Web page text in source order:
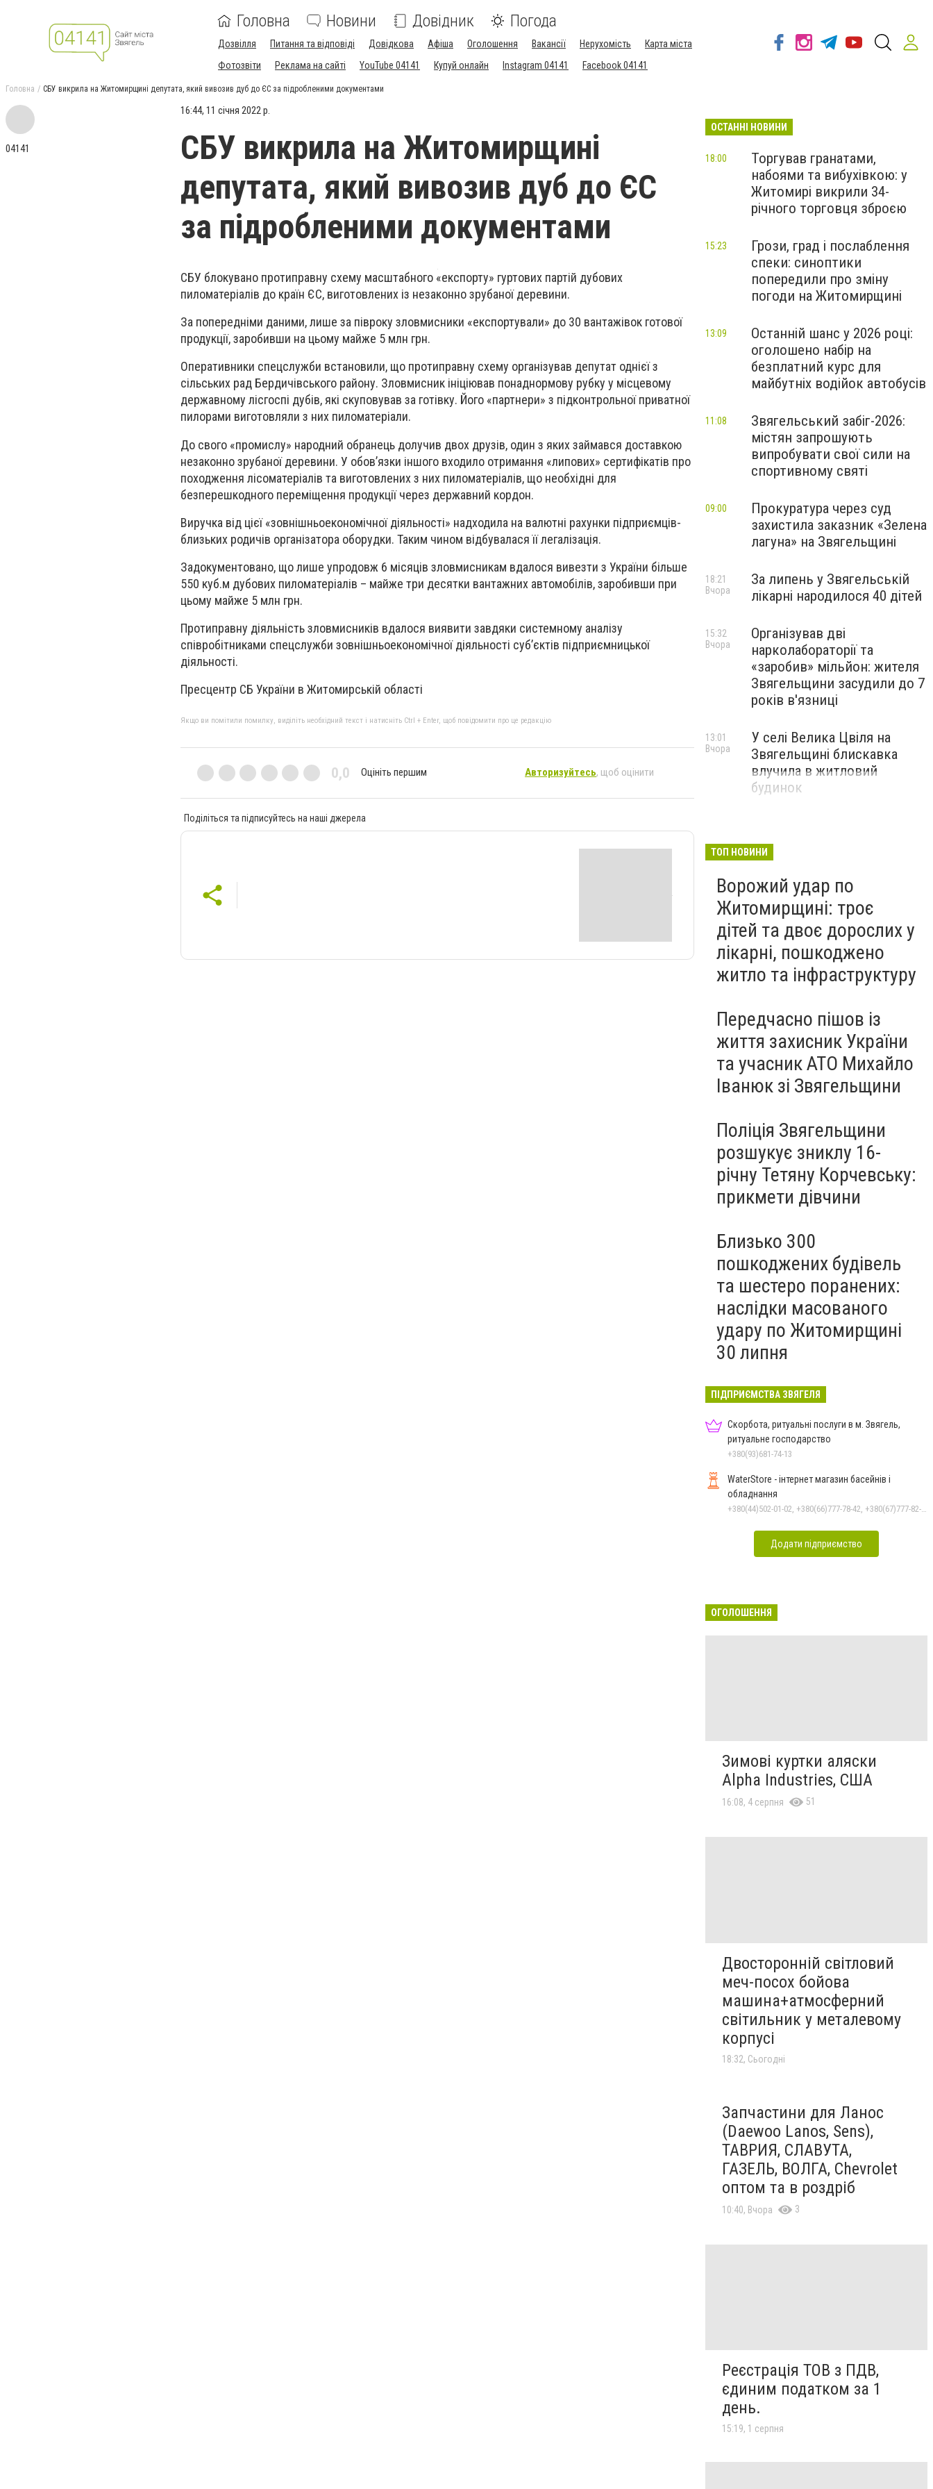
Головна Новини Довідник Погода
Дозвілля Питання та відповіді Довідкова Афіша Оголошення Вакансії Нерухомість
Карта міста
Фотозвіти
Реклама на сайті YouTube 04141 Купуй онлайн Instagram 04141 Facebook 04141
Головна СБУ викрила на Житомирщині депутата, який вивозив дуб до ЄС за підробленими документами
04141
16:44, 11 січня 2022 р.
СБУ викрила на Житомирщині
депутата, який вивозив дуб до ЄС
за підробленими документами
СБУ блокувано протиправну схему масштабного «експорту» гуртових партій дубових
пиломатеріалів до країн ЄС, виготовлених із незаконно зрубаної деревини.
За попередніми даними, лише за півроку зловмисники «експортували» до 30 вантажівок готової
продукції, заробивши на цьому майже 5 млн грн.
Оперативники спецслужби встановили, що протиправну схему організував депутат однієї з
сільських рад Бердичівського району. Зловмисник ініціював понаднормову рубку у місцевому
державному лісгоспі дубів, які скуповував за готівку. Його «партнери» з підконтрольної приватної
пилорами виготовляли з них пиломатеріали.
До свого «промислу» народний обранець долучив двох друзів, один з яких займався доставкою
незаконно зрубаної деревини. У обов’язки іншого входило отримання «липових» сертифікатів про
походження лісоматеріалів та виготовлених з них пиломатеріалів, що необхідні для
безперешкодного переміщення продукції через державний кордон.
Виручка від цієї «зовнішньоекономічної діяльності» надходила на валютні рахунки підприємців-
близьких родичів організатора оборудки. Таким чином відбувалася її легалізація.
Задокументовано, що лише упродовж 6 місяців зловмисникам вдалося вивезти з України більше
550 куб.м дубових пиломатеріалів – майже три десятки вантажних автомобілів, заробивши при
цьому майже 5 млн грн.
Протиправну діяльність зловмисників вдалося виявити завдяки системному аналізу
співробітниками спецслужби зовнішньоекономічної діяльності суб’єктів підприємницької
діяльності.
Пресцентр СБ України в Житомирській області
Якщо ви помітили помилку, виділіть необхідний текст і натисніть Ctrl + Enter, щоб повідомити про це редакцію
0,0 Оцініть першим Авторизуйтесь, щоб оцінити
Поділіться та підписуйтесь на наші джерела
ОСТАННІ НОВИНИ
Торгував гранатами,
набоями та вибухівкою: у
Житомирі викрили 34-
річного торговця зброєю
18:00
Грози, град і послаблення
спеки: синоптики
попередили про зміну
погоди на Житомирщині
15:23
Останній шанс у 2026 році:
оголошено набір на
безплатний курс для
майбутніх водійок автобусів
13:09
Звягельський забіг-2026:
містян запрошують
випробувати свої сили на
спортивному святі
11:08
Прокуратура через суд
захистила заказник «Зелена
лагуна» на Звягельщині
09:00
За липень у Звягельській
лікарні народилося 40 дітей
18:21
Вчора
Організував дві
нарколабораторії та
«заробив» мільйон: жителя
Звягельщини засудили до 7
років в'язниці
15:32
Вчора
У селі Велика Цвіля на
Звягельщині блискавка
влучила в житловий
будинок
13:01
Вчора
ТОП НОВИНИ
Ворожий удар по
Житомирщині: троє
дітей та двоє дорослих у
лікарні, пошкоджено
житло та інфраструктуру
Передчасно пішов із
життя захисник України
та учасник АТО Михайло
Іванюк зі Звягельщини
Поліція Звягельщини
розшукує зниклу 16-
річну Тетяну Корчевську:
прикмети дівчини
Близько 300
пошкоджених будівель
та шестеро поранених:
наслідки масованого
удару по Житомирщині
30 липня
ПІДПРИЄМСТВА ЗВЯГЕЛЯ
Скорбота, ритуальні послуги в м. Звягель,
ритуальне господарство
+380(93)681-74-13
WaterStore - інтернет магазин басейнів і
обладнання
+380(44)502-01-02, +380(66)777-78-42, +380(67)777-82-19, +380(67)890-80-80, +380(73)890-80-80, +380(44)502-01-03
Додати підприємство
ОГОЛОШЕННЯ
Зимові куртки аляски
Alpha Industries, США
16:08, 4 серпня 51
Двосторонній світловий
меч-посох бойова
машина+атмосферний
світильник у металевому
корпусі
18:32, Сьогодні
Запчастини для Ланос
(Daewoo Lanos, Sens),
ТАВРИЯ, СЛАВУТА,
ГАЗЕЛЬ, ВОЛГА, Chevrolet
оптом та в роздріб
10:40, Вчора 3
Реєстрація ТОВ з ПДВ,
єдиним податком за 1
день.
15:19, 1 серпня